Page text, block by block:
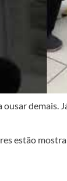
ousar demais.
estão